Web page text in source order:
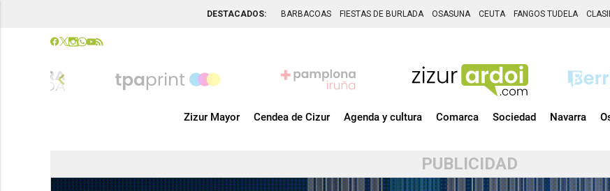
DESTACADOS: BARBACOAS FIESTAS DE BURLADA OSASUNA CEUTA FANGOS TUDELA
chevron_left
Zizur Mayor Cendea de Cizur Agenda y cultura Comarca Sociedad Navarra
PUBLICIDAD